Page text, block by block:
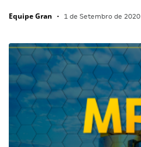
Equipe Gran • 1 de Setembro de 2020